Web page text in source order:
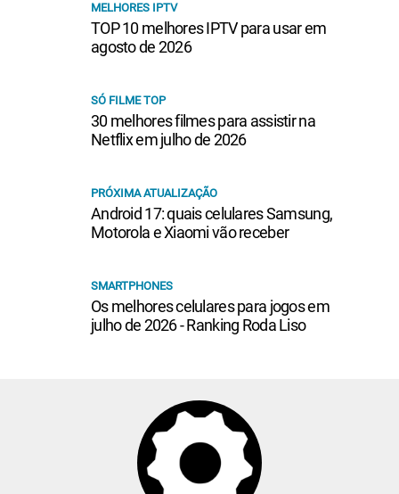
MELHORES IPTV
TOP 10 melhores IPTV para usar em
agosto de 2026
SÓ FILME TOP
30 melhores filmes para assistir na
Netflix em julho de 2026
PRÓXIMA ATUALIZAÇÃO
Android 17: quais celulares Samsung,
Motorola e Xiaomi vão receber
SMARTPHONES
Os melhores celulares para jogos em
julho de 2026 - Ranking Roda Liso